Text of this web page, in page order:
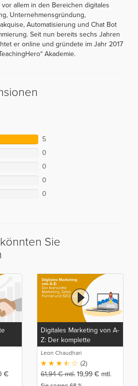
vor allem in den Bereichen digitales
Unternehmensgründung,
Automatisierung und Chat Bot
Seit nun bereits sechs Jahren
er online und gründete im Jahr 2017
Akademie.
5
0
0
0
0
Sie
€
Digitales Marketing von A-
Z: Der komplette
Marketing, Sales Funnel
und SEO Kurs
Leon Chaudhari
(2)
61,94€mtl. 19,99 € mtl.